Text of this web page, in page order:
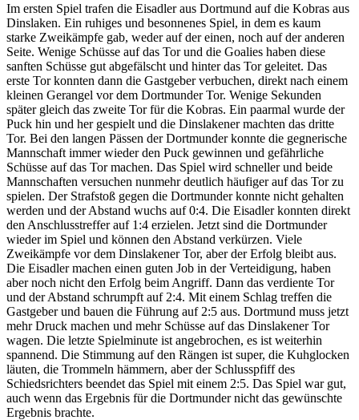
Im ersten Spiel trafen die Eisadler aus Dortmund auf die Kobras aus
Dinslaken. Ein ruhiges und besonnenes Spiel, in dem es kaum
starke Zweikämpfe gab, weder auf der einen, noch auf der anderen
Seite. Wenige Schüsse auf das Tor und die Goalies haben diese
sanften Schüsse gut abgefälscht und hinter das Tor geleitet. Das
erste Tor konnten dann die Gastgeber verbuchen, direkt nach einem
kleinen Gerangel vor dem Dortmunder Tor. Wenige Sekunden
später gleich das zweite Tor für die Kobras. Ein paarmal wurde der
Puck hin und her gespielt und die Dinslakener machten das dritte
Tor. Bei den langen Pässen der Dortmunder konnte die gegnerische
Mannschaft immer wieder den Puck gewinnen und gefährliche
Schüsse auf das Tor machen. Das Spiel wird schneller und beide
Mannschaften versuchen nunmehr deutlich häufiger auf das Tor zu
spielen. Der Strafstoß gegen die Dortmunder konnte nicht gehalten
werden und der Abstand wuchs auf 0:4. Die Eisadler konnten direkt
den Anschlusstreffer auf 1:4 erzielen. Jetzt sind die Dortmunder
wieder im Spiel und können den Abstand verkürzen. Viele
Zweikämpfe vor dem Dinslakener Tor, aber der Erfolg bleibt aus.
Die Eisadler machen einen guten Job in der Verteidigung, haben
aber noch nicht den Erfolg beim Angriff. Dann das verdiente Tor
und der Abstand schrumpft auf 2:4. Mit einem Schlag treffen die
Gastgeber und bauen die Führung auf 2:5 aus. Dortmund muss jetzt
mehr Druck machen und mehr Schüsse auf das Dinslakener Tor
wagen. Die letzte Spielminute ist angebrochen, es ist weiterhin
spannend. Die Stimmung auf den Rängen ist super, die Kuhglocken
läuten, die Trommeln hämmern, aber der Schlusspfiff des
Schiedsrichters beendet das Spiel mit einem 2:5. Das Spiel war gut,
auch wenn das Ergebnis für die Dortmunder nicht das gewünschte
Ergebnis brachte.